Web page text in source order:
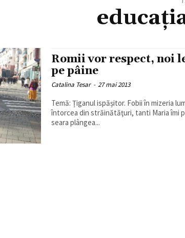
Romii vor respect, noi
pe pâine
Catalina Tesar - 27 mai 2013
Temă: Țiganul ispășitor. Fobii în mizeria lumii De fiecare dată când
întorcea din străinătăţuri, tanti Maria îmi
seara plângea...